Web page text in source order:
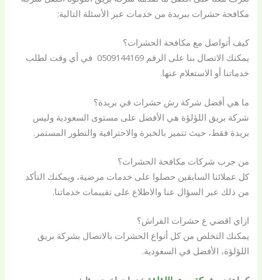
مكافحة حشرات ببريدة من خدمات عبر الأسئلة التالية:
كيف أتواصل مع مكافحة الحشرات؟
يمكنك الاتصال بنا على الرقم 0509144169 في أي وقت لطلب
خدماتنا أو الاستعلام عنها.
ما هي أفضل شركة رش حشرات في بريدة؟
شركة بريق اللؤلؤة هي الأفضل على مستوى السعودية وليس
بريدة فقط، حيث تتميز بالخبرة والاحترافية والتطور المستمر.
من جرب شركات مكافحة الحشرات؟
كل عملائنا السابقين حصلوا على خدمات مرضية، ويمكنك التأكد
من ذلك عبر السؤال عنا والاطلاع على تقييمات خدماتنا.
ازاي اقضي ع حشرات الفراش؟
يمكنك التخلص من كل أنواع الحشرات بالاتصال بشركة بريق
اللؤلؤة، الأفضل في السعودية.